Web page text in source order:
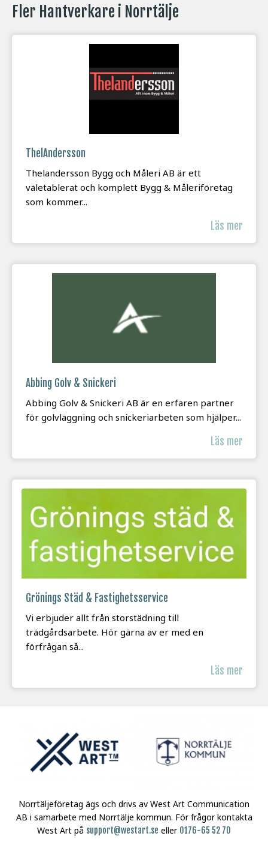
Fler Hantverkare i Norrtälje
ThelAndersson
Thelandersson Bygg och Måleri AB är ett
väletablerat och komplett Bygg & Måleriföretag
som kommer...
Läs mer
Abbing Golv & Snickeri
Abbing Golv & Snickeri AB är en erfaren partner
för golvläggning och snickeriarbeten som hjälper...
Läs mer
Grönings Städ & Fastighetsservice
Vi erbjuder allt från storstädning till
trädgårdsarbete. Hör gärna av er med en
förfrågan så...
Läs mer
Norrtäljeföretag ägs och drivs av West Art Communication
AB i samarbete med Norrtälje kommun. För frågor kontakta
West Art på support@westart.se eller 0176-65 52 70